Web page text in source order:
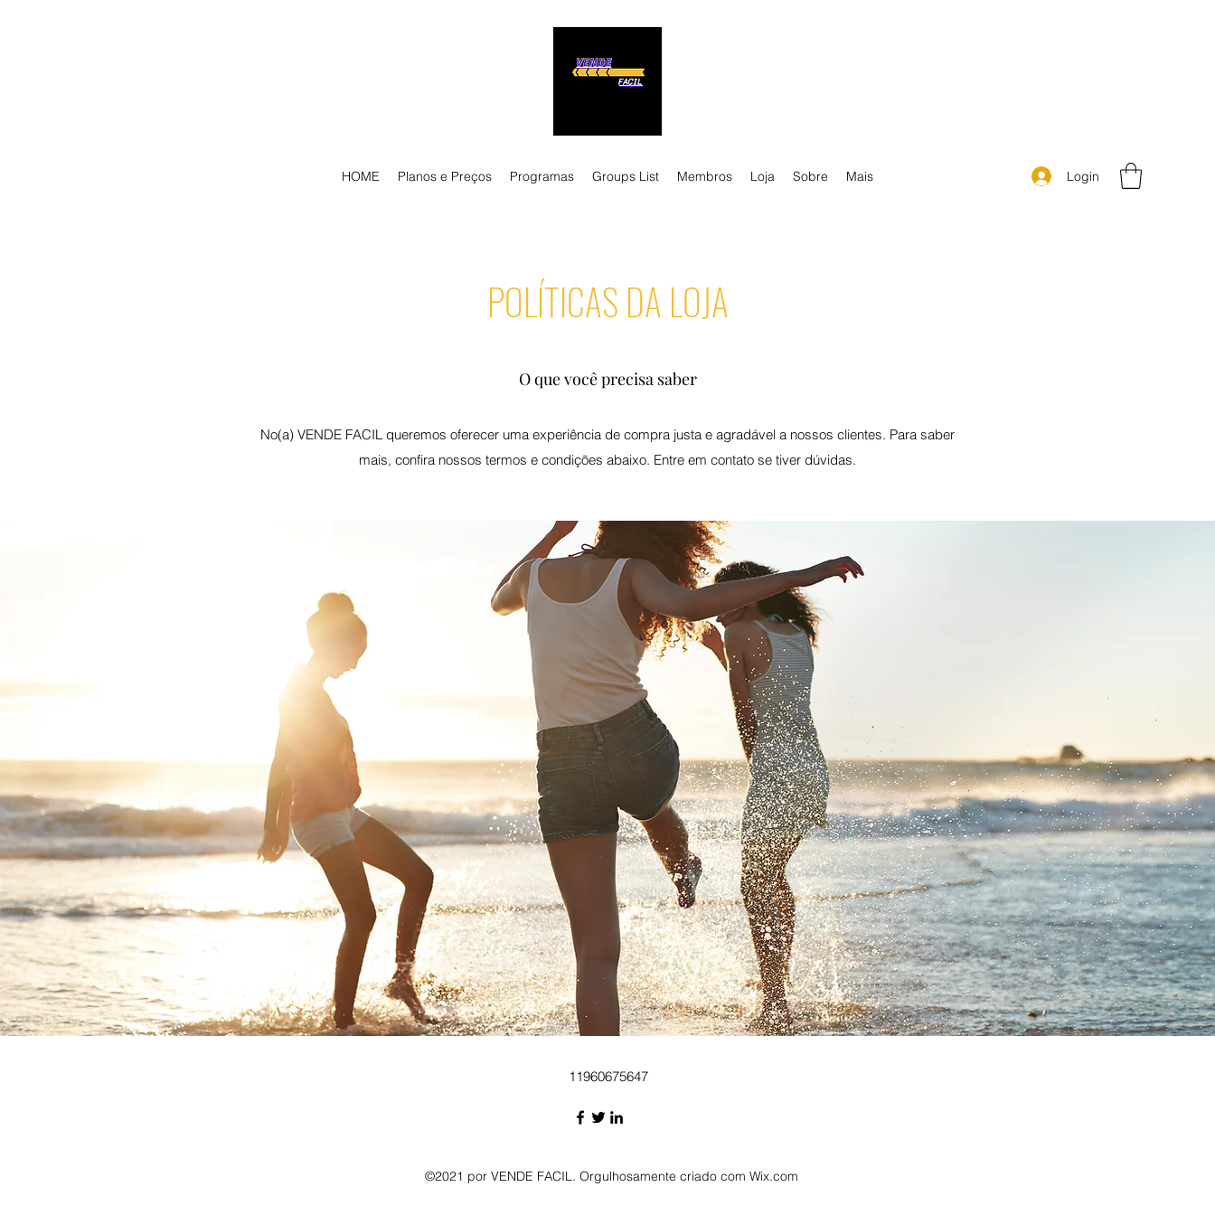
HOME Planos e Preços Programas Groups List Membros Loja Sobre Mais Login
POLÍTICAS DA LOJA
O que você precisa saber
No(a) VENDE FACIL queremos oferecer uma experiência de compra justa e agradável a nossos clientes. Para saber
mais, confira nossos termos e condições abaixo. Entre em contato se tiver dúvidas.
11960675647
©2021 por VENDE FACIL. Orgulhosamente criado com Wix.com